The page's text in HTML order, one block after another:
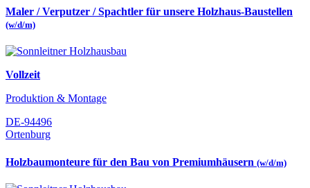
Maler / Verputzer / Spachtler für unsere Holzhaus-Baustellen
(w/d/m)
Vollzeit
Produktion & Montage
DE-94496
Ortenburg
Holzbaumonteure für den Bau von Premiumhäusern (w/d/m)